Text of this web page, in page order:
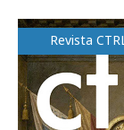
Revista